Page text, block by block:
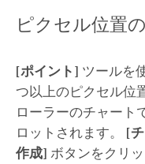
ピクセル位置
[ポイント] ツールを
つ以上のピクセル位
ローラーのチャート
ロットされます。 [
作成] ボタンをクリ